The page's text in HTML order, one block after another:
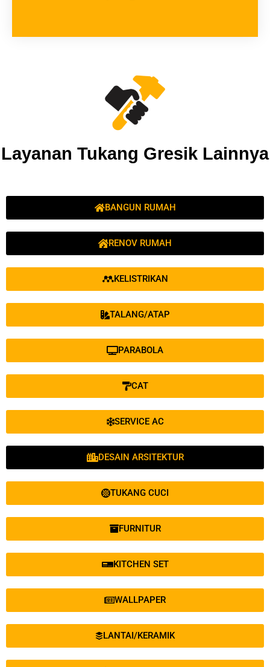
Layanan Tukang Gresik Lainnya
BANGUN RUMAH
RENOV RUMAH
KELISTRIKAN
TALANG/ATAP
PARABOLA
CAT
SERVICE AC
DESAIN ARSITEKTUR
TUKANG CUCI
FURNITUR
KITCHEN SET
WALLPAPER
LANTAI/KERAMIK